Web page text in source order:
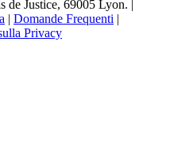
de Justice, 69005 Lyon. |
| Domande Frequenti |
Privacy